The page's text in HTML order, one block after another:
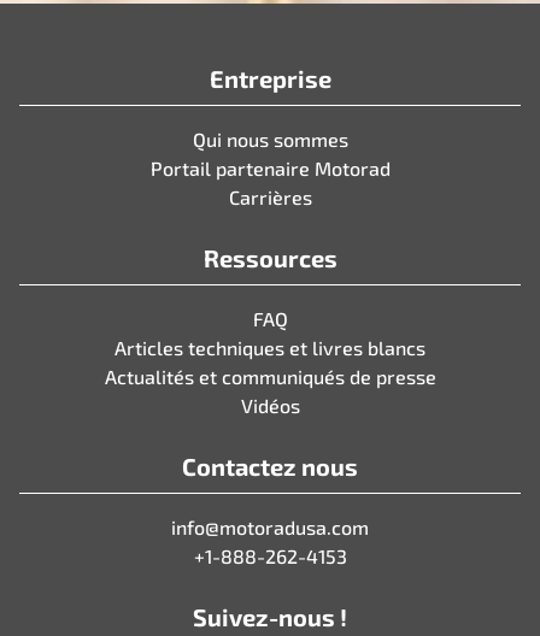
Entreprise
Qui nous sommes
Portail partenaire Motorad
Carrières
Ressources
FAQ
Articles techniques et livres blancs
Actualités et communiqués de presse
Vidéos
Contactez nous
info@motoradusa.com
+1-888-262-4153
Suivez-nous !